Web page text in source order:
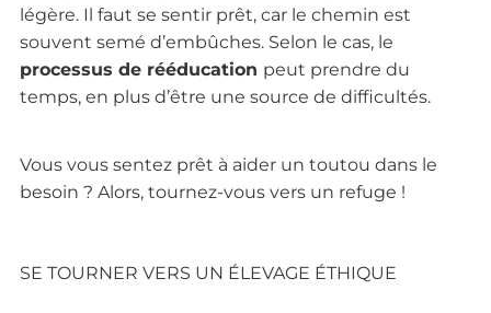
légère. Il faut se sentir prêt, car le chemin est
souvent semé d’embûches. Selon le cas, le
processus de rééducation peut prendre du
temps, en plus d’être une source de difficultés.
Vous vous sentez prêt à aider un toutou dans le
besoin ? Alors, tournez-vous vers un refuge !
SE TOURNER VERS UN ÉLEVAGE ÉTHIQUE